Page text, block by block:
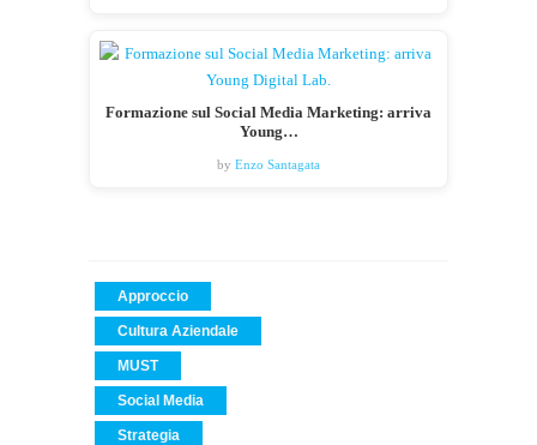
Formazione sul Social Media Marketing: arriva
Young…
by Enzo Santagata
Approccio
Cultura Aziendale
MUST
Social Media
Strategia